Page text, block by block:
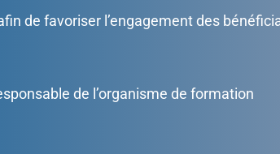
de favoriser l’engagement des
de l’organisme de formation